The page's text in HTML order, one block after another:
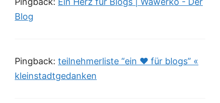
Blog
Pingback: teilnehmerliste “ein ♥ für blogs” «
kleinstadtgedanken